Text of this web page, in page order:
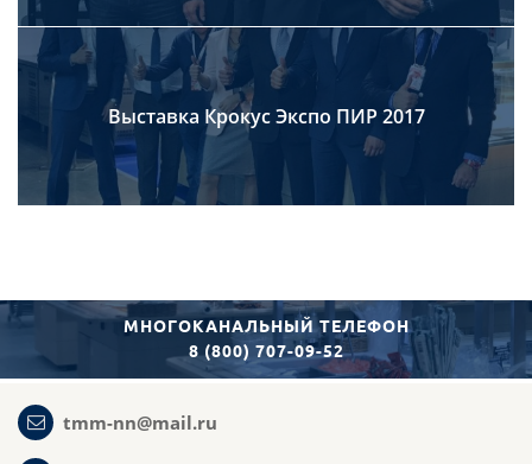
Выставка Крокус Экспо ПИР 2017
МНОГОКАНАЛЬНЫЙ ТЕЛЕФОН
8 (800) 707-09-52
tmm-nn@mail.ru